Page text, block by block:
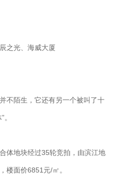
之光、海威大厦
不陌生，它还有另一个被叫了十
体地块经过35轮竞拍，由滨江地
楼面价6851元/㎡。